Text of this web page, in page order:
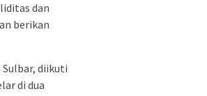
dan
berikan
diikuti
di dua